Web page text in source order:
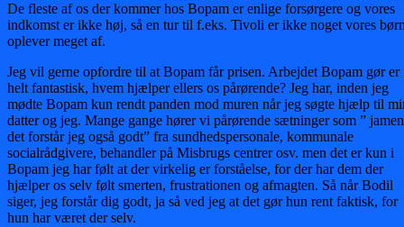
De fleste af os der kommer hos Bopam er enlige forsørgere og vores
indkomst er ikke høj, så en tur til f.eks. Tivoli er ikke noget vores
oplever meget af.
Jeg vil gerne opfordre til at Bopam får prisen. Arbejdet Bopam gør er
helt fantastisk, hvem hjælper ellers os pårørende? Jeg har, inden jeg
mødte Bopam kun rendt panden mod muren når jeg søgte hjælp til
datter og jeg. Mange gange hører vi pårørende sætninger som ” jamen
det forstår jeg også godt” fra sundhedspersonale, kommunale
socialrådgivere, behandler på Misbrugs centrer osv. men det er kun i
Bopam jeg har følt at der virkelig er forståelse, for der har dem der
hjælper os selv følt smerten, frustrationen og afmagten. Så når Bodil
siger, jeg forstår dig godt, ja så ved jeg at det gør hun rent faktisk, for
hun har været der selv.